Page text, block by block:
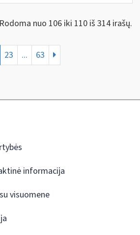
Rodoma nuo 106 iki 110 iš 314 irašų.
23 ... 63
informacija
visuomene